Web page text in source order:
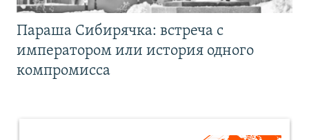
Параша Сибирячка: встреча с
императором или история одного
компромисса